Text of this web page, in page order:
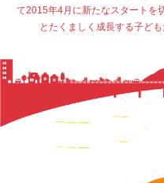
て2015年4月に新たなスタートを
とたくましく成長する子ど